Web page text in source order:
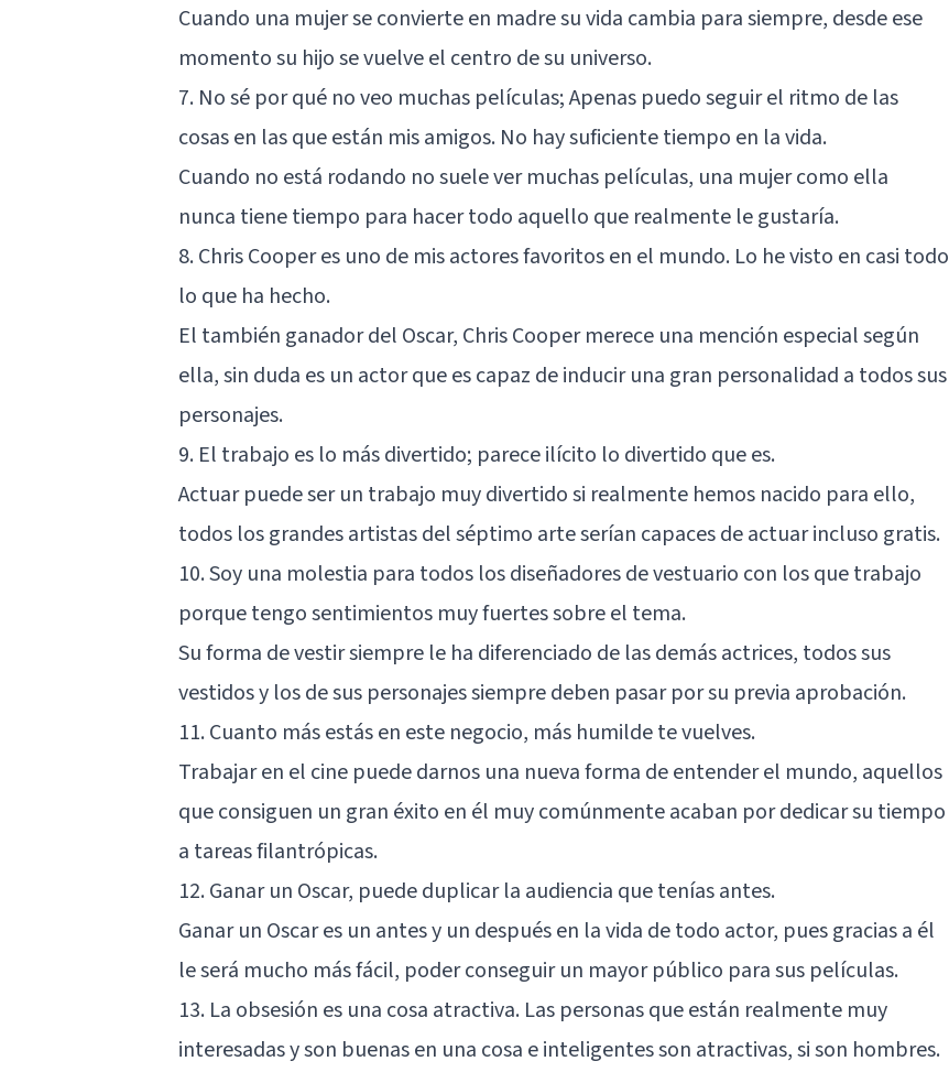
Cuando una mujer se convierte en madre su vida cambia para siempre, desde ese
momento su hijo se vuelve el centro de su universo.
7. No sé por qué no veo muchas películas; Apenas puedo seguir el ritmo de las
cosas en las que están mis amigos. No hay suficiente tiempo en la vida.
Cuando no está rodando no suele ver muchas películas, una mujer como ella
nunca tiene tiempo para hacer todo aquello que realmente le gustaría.
8. Chris Cooper es uno de mis actores favoritos en el mundo. Lo he visto en casi todo
lo que ha hecho.
El también ganador del Oscar, Chris Cooper merece una mención especial según
ella, sin duda es un actor que es capaz de inducir una gran personalidad a todos sus
personajes.
9. El trabajo es lo más divertido; parece ilícito lo divertido que es.
Actuar puede ser un trabajo muy divertido si realmente hemos nacido para ello,
todos los grandes artistas del séptimo arte serían capaces de actuar incluso gratis.
10. Soy una molestia para todos los diseñadores de vestuario con los que trabajo
porque tengo sentimientos muy fuertes sobre el tema.
Su forma de vestir siempre le ha diferenciado de las demás actrices, todos sus
vestidos y los de sus personajes siempre deben pasar por su previa aprobación.
11. Cuanto más estás en este negocio, más humilde te vuelves.
Trabajar en el cine puede darnos una nueva forma de entender el mundo, aquellos
que consiguen un gran éxito en él muy comúnmente acaban por dedicar su tiempo
a tareas filantrópicas.
12. Ganar un Oscar, puede duplicar la audiencia que tenías antes.
Ganar un Oscar es un antes y un después en la vida de todo actor, pues gracias a él
le será mucho más fácil, poder conseguir un mayor público para sus películas.
13. La obsesión es una cosa atractiva. Las personas que están realmente muy
interesadas y son buenas en una cosa e inteligentes son atractivas, si son hombres.